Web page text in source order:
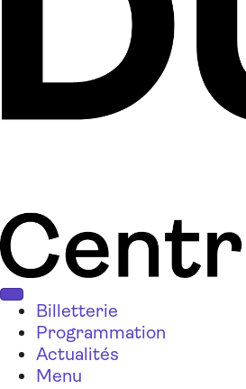
Billetterie
Programmation
Actualités
Menu